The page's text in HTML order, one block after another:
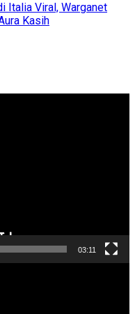
Italia Viral, Warganet
Kasih
03:11